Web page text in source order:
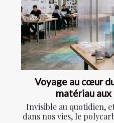
Voyage au cœur
matériau
Invisible au quotidien,
dans nos vies, le